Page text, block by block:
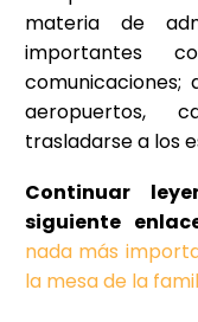
materia de
importantes
comunicaciones;
aeropuertos,
trasladarse a los
Continuar
siguiente
nada más
la mesa de la